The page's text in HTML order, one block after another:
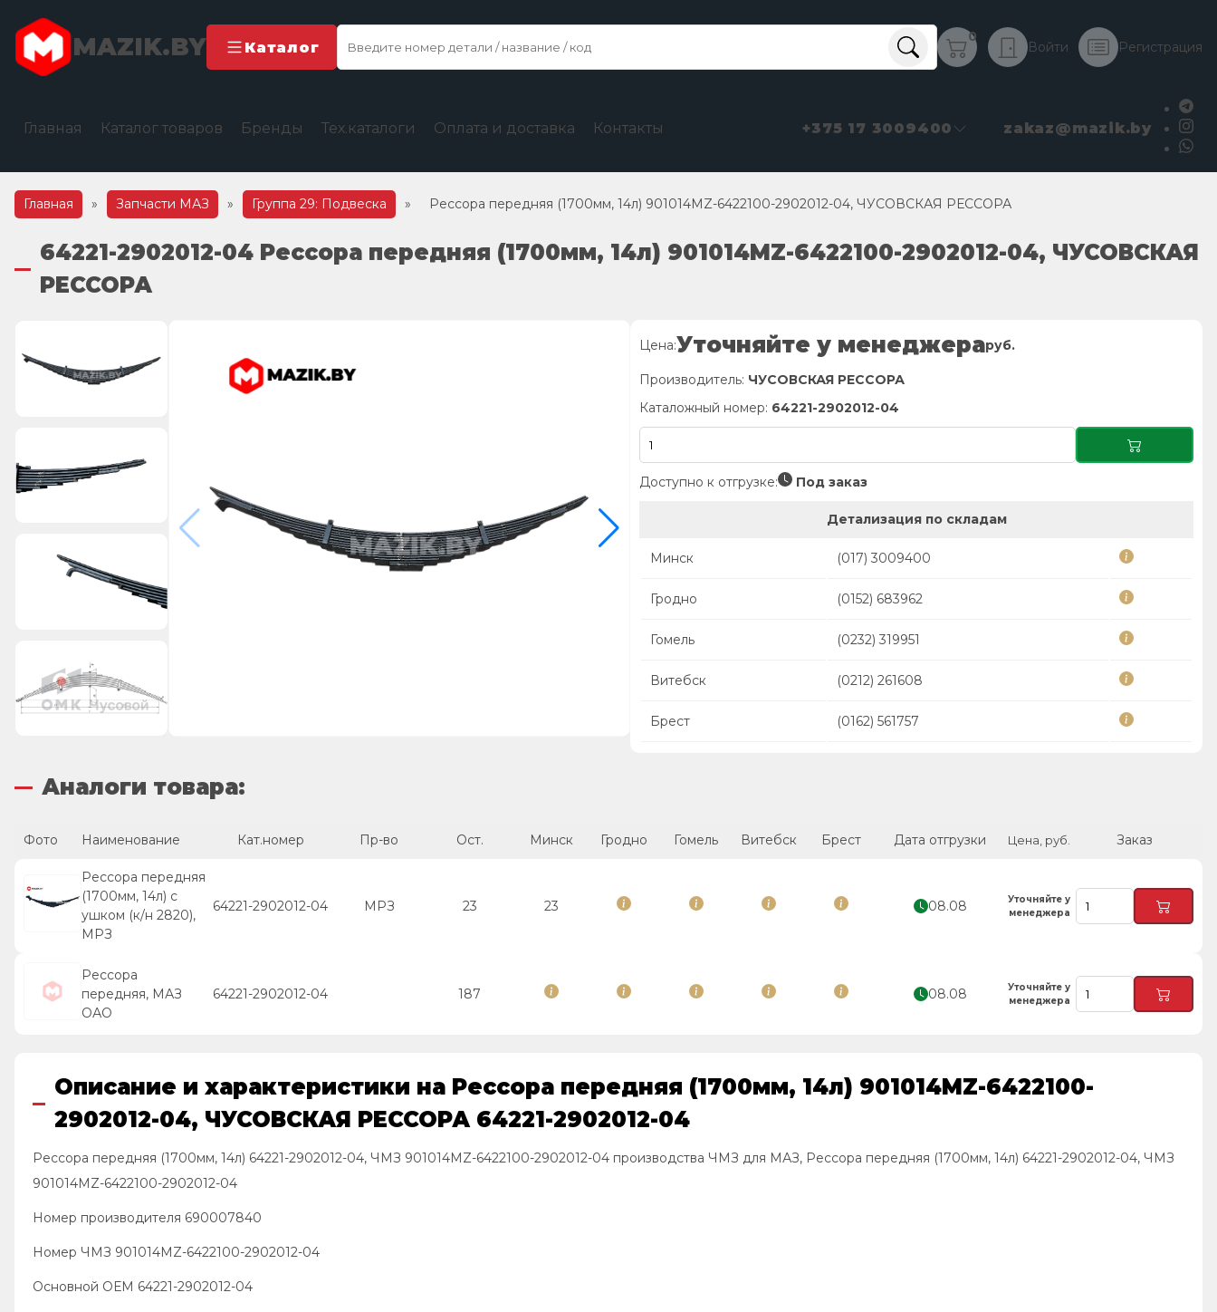
MAZIK.BY Каталог
0
Войти Регистрация
Главная Каталог товаров Бренды Тех.каталоги Оплата и доставка Контакты +375 17 3009400 zakaz@mazik.by
Главная » Запчасти МАЗ » Группа 29: Подвеска » Рессора передняя (1700мм, 14л) 901014MZ-6422100-2902012-04, ЧУСОВСКАЯ РЕССОРА
64221-2902012-04 Рессора передняя (1700мм, 14л) 901014MZ-6422100-2902012-04, ЧУСОВСКАЯ
РЕССОРА
Цена:Уточняйте у менеджераруб.
Производитель: ЧУСОВСКАЯ РЕССОРА
Каталожный номер: 64221-2902012-04
Доступно к отгрузке: Под заказ
Детализация по складам
Минск (017) 3009400
Гродно (0152) 683962
Гомель (0232) 319951
Витебск (0212) 261608
Брест (0162) 561757
Аналоги товара:
Фото Наименование Кат.номер Пр-во Ост. Минск Гродно Гомель Витебск Брест Дата отгрузки Цена, руб. Заказ
Рессора передняя
(1700мм, 14л) с
ушком (к/н 2820),
МРЗ
64221-2902012-04 МРЗ 23 23 08.08
Уточняйте у
менеджера
Рессора
передняя, МАЗ
ОАО
64221-2902012-04 187 08.08
Уточняйте у
менеджера
Описание и характеристики на Рессора передняя (1700мм, 14л) 901014MZ-6422100-
2902012-04, ЧУСОВСКАЯ РЕССОРА 64221-2902012-04
Рессора передняя (1700мм, 14л) 64221-2902012-04, ЧМЗ 901014MZ-6422100-2902012-04 производства ЧМЗ для МАЗ, Рессора передняя (1700мм, 14л) 64221-2902012-04, ЧМЗ
901014MZ-6422100-2902012-04
Номер производителя 690007840
Номер ЧМЗ 901014MZ-6422100-2902012-04
Основной ОЕМ 64221-2902012-04